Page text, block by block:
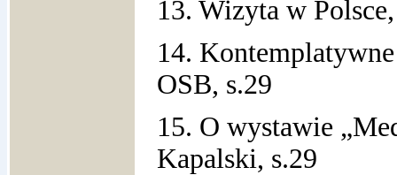
13. Wizyta w
14.
OSB, s.29
15. O wystawie
Kapalski, s.29